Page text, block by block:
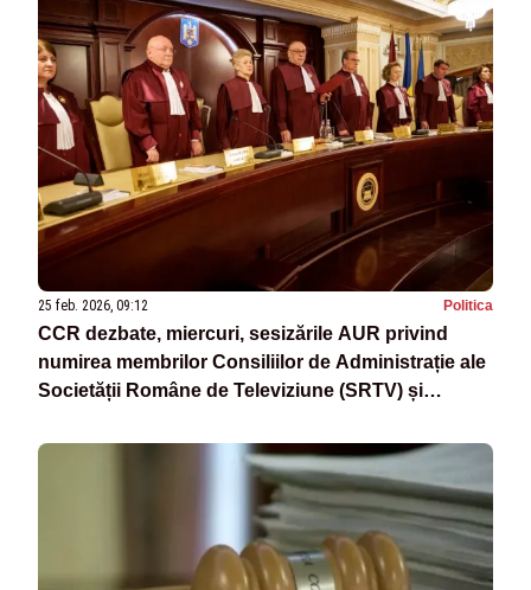
25 feb. 2026, 09:12 Politica
CCR dezbate, miercuri, sesizările AUR privind
numirea membrilor Consiliilor de Administrație ale
Societății Române de Televiziune (SRTV) și